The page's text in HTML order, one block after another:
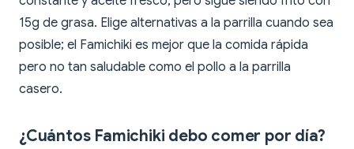
15g de grasa. Elige alternativas a la parrilla cuando sea
posible; el Famichiki es mejor que la comida rápida
pero no tan saludable como el pollo a la parrilla
casero.
¿Cuántos Famichiki debo comer por día?